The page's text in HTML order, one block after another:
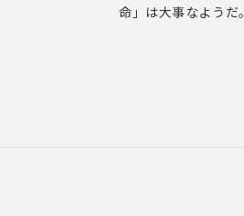
命」は大事なようだ。